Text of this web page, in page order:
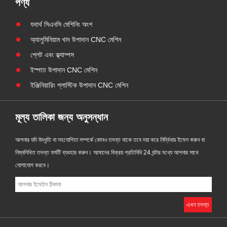
পণ্য
যথার্থ সিএনসি মেশিনিং অংশ
অ্যালুমিনিয়াম খাদ উপাদান CNC মেশিন
প্লেট এবং ক্ল্যাম্পস
ইস্পাত উপাদান CNC মেশিন
ইঞ্জিনিয়ারিং প্লাস্টিক উপাদান CNC মেশিন
মূল্য তালিকা জন্য অনুসন্ধান
আপনার যদি উদ্ধৃতি বা সহযোগিতা সম্পর্কে কোনও তদন্ত থাকে তবে দয়া করে নির্দ্বিধায় ইমেল করুন বা
নিম্নলিখিত তদন্ত ফর্মটি ব্যবহার করুন। আমাদের বিক্রয় প্রতিনিধি 24 ঘন্টার মধ্যে আপনার সাথে
যোগাযোগ করবে।